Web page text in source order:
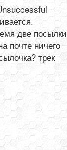
две посылки
почте ничего
трек